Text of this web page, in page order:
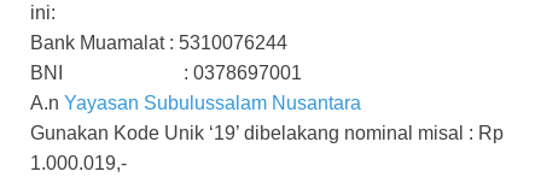
ini:
Bank Muamalat : 5310076244
BNI : 0378697001
A.n Yayasan Subulussalam Nusantara
Gunakan Kode Unik ‘19’ dibelakang nominal misal : Rp
1.000.019,-